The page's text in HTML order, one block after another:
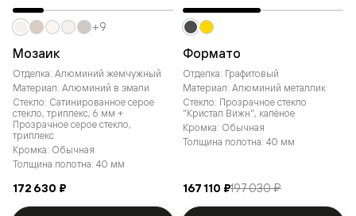
Мозаик
Отделка: Алюминий жемчужный
Материал: Алюминий в эмали
Стекло: Сатинированное серое
стекло, триплекс, 6 мм +
Прозрачное серое стекло,
триплекс
Кромка: Обычная
Толщина полотна: 40 мм
172 630 ₽
+9
Формато
Отделка: Графитовый
Материал: Алюминий металлик
Стекло: Прозрачное стекло
"Кристал Вижн", калёное
Кромка: Обычная
Толщина полотна: 40 мм
167 110 ₽197 030 ₽